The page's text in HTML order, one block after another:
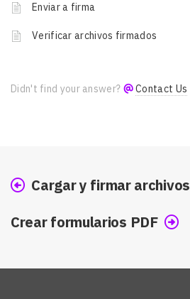
Enviar a firma
Verificar archivos firmados
Didn't find your answer? Contact Us
Cargar y firmar archivos
Crear formularios PDF